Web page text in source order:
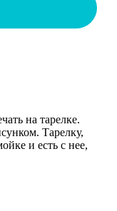
на тарелке.
Тарелку,
и есть с нее,